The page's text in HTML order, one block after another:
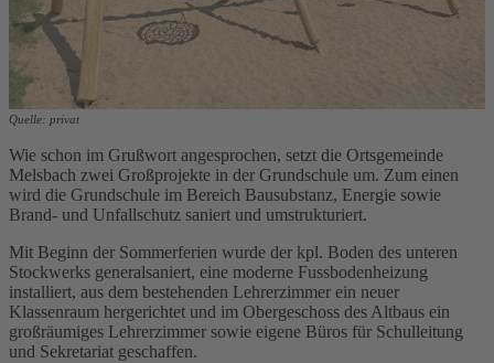
Quelle: privat
Wie schon im Grußwort angesprochen, setzt die Ortsgemeinde
Melsbach zwei Großprojekte in der Grundschule um. Zum einen
wird die Grundschule im Bereich Bausubstanz, Energie sowie
Brand- und Unfallschutz saniert und umstrukturiert.
Mit Beginn der Sommerferien wurde der kpl. Boden des unteren
Stockwerks generalsaniert, eine moderne Fussbodenheizung
installiert, aus dem bestehenden Lehrerzimmer ein neuer
Klassenraum hergerichtet und im Obergeschoss des Altbaus ein
großräumiges Lehrerzimmer sowie eigene Büros für Schulleitung
und Sekretariat geschaffen.